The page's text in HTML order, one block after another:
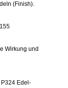
(Finish).
Wirkung und
Edel-